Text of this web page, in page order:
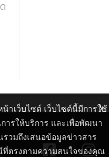
X
น้าเว็บไซต์ เว็บไซต์นี้มีการใช้
การให้บริการ และเพื่อพัฒนา
วมถึงเสนอข้อมูลข่าวสาร
ตรงตามความสนใจของคุณ